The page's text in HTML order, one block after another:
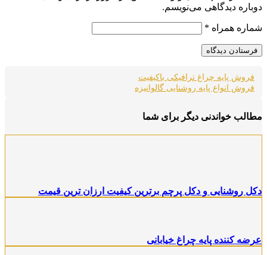
دوباره دیدگاهی می‌نویسم.
شماره همراه *
فروش پایه چراغ ترافیکی باکیفیت
فروش انواع پایه روشنایی گالوانیزه
مطالب خواندنی دیگر برای شما
دکل روشنایی و دکل پرچم برترین کیفیت ارزان ترین قیمت
عرضه کننده پایه چراغ خیابانی